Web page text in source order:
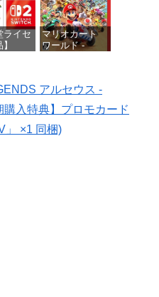
価格：¥10,737
ライセ
Switch
ン マイ
クス
ード
マリオカート
ワールド -
アルセウス -
購入特典】プロモカード
」 ×1 同梱)